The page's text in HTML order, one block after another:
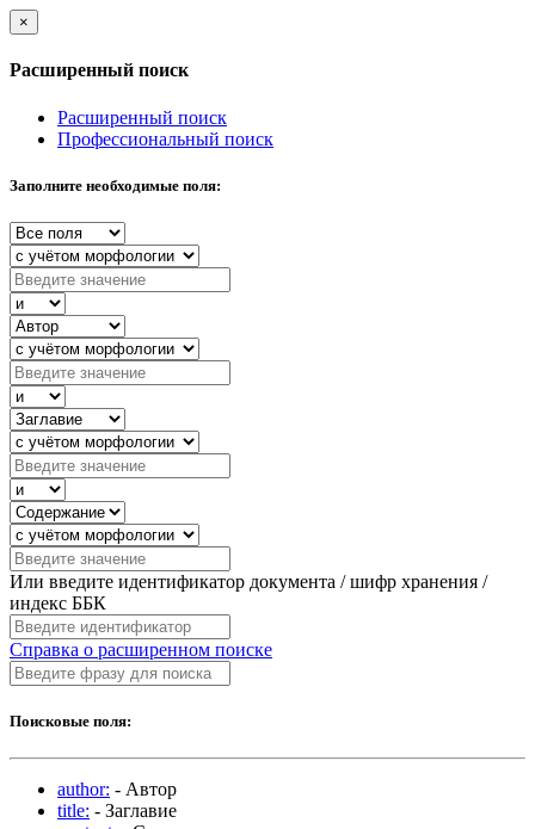
×
Расширенный поиск
Расширенный поиск
Профессиональный поиск
Заполните необходимые поля:
Или введите идентификатор документа / шифр хранения /
индекс ББК
Справка о расширенном поиске
Поисковые поля:
author: - Автор
title: - Заглавие